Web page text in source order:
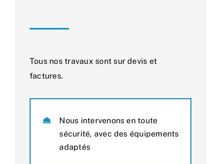
Tous nos travaux sont sur devis et
factures.
Nous intervenons en toute
sécurité, avec des équipements
adaptés